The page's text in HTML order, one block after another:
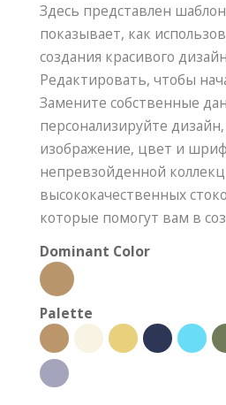
Здесь представлен
показывает, как
создания красивого
Редактировать, чтобы
Замените собственные
персонализируйте
изображение, цвет и
непревзойденной
высококачественных
которые помогут вам в
Dominant Color
Palette